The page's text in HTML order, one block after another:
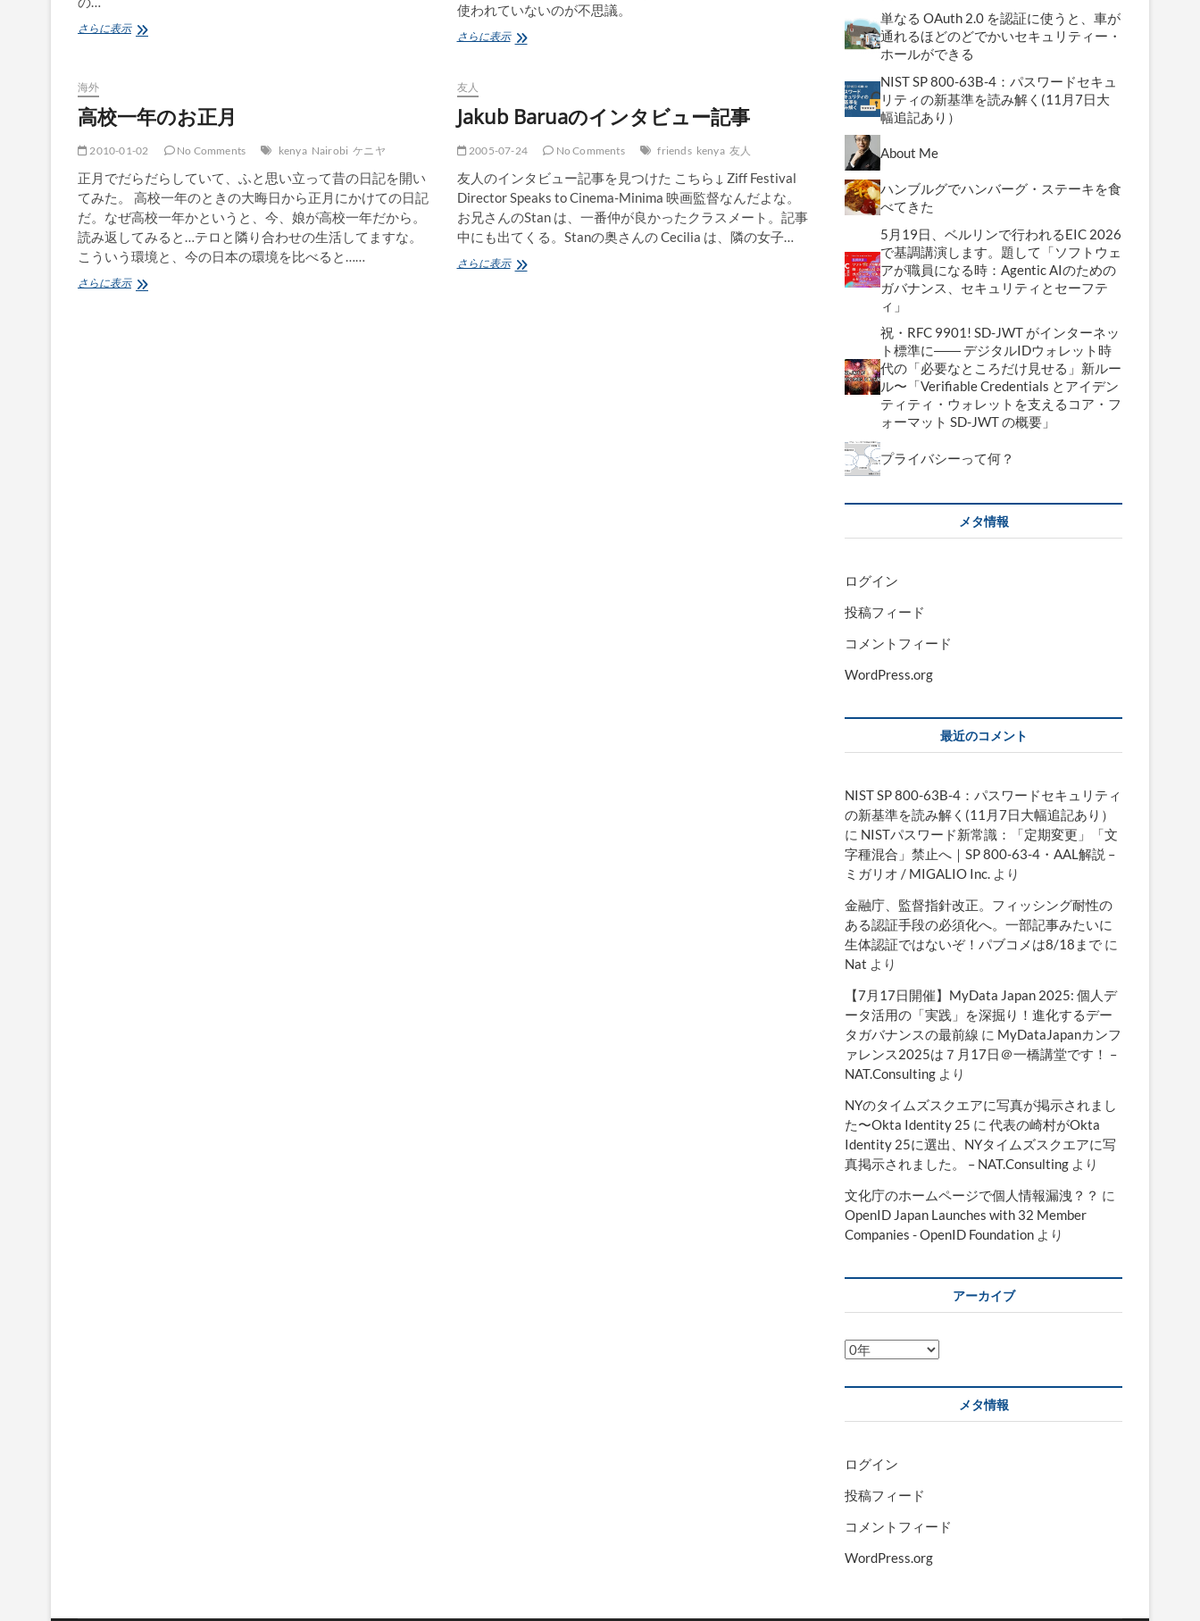
さらに表示古
マ
ー
オ
バ
マ・
ン
デ
サ
ン
オ
使われていないのが不思議。
さらに表示safari.com
海外
高校一年のお正月
2010-01-02 No Comments kenya Nairobi ケニヤ
正月でだらだらしていて、ふと思い立って昔の日記を開い
てみた。 高校一年のときの大晦日から正月にかけての日記
だ。なぜ高校一年かというと、今、娘が高校一年だから。
読み返してみると…テロと隣り合わせの生活してますな。
こういう環境と、今の日本の環境を比べると……
さらに表示高
友人
Jakub Baruaのインタビュー記事
2005-07-24 No Comments friends kenya 友人
友人のインタビュー記事を見つけた こちら↓ Ziff Festival
Director Speaks to Cinema-Minima 映画監督なんだよな。
お兄さんのStan は、一番仲が良かったクラスメート。記事
中にも出てくる。Stanの奥さんの Cecilia は、隣の女子…
さらに表示Jakub
単なる OAuth 2.0 を認証に使うと、車が
通れるほどのどでかいセキュリティー・
ホールができる
NIST SP 800-63B-4：パスワードセキュ
リティの新基準を読み解く(11月7日大
幅追記あり）
About Me
ハンブルグでハンバーグ・ステーキを食
べてきた
5月19日、ベルリンで行われるEIC 2026
で基調講演します。題して「ソフトウェ
アが職員になる時：Agentic AIのための
ガバナンス、セキュリティとセーフテ
ィ」
祝・RFC 9901! SD-JWT がインターネッ
ト標準に―― デジタルIDウォレット時
代の「必要なところだけ見せる」新ルー
ル〜「Verifiable Credentials とアイデン
ティティ・ウォレットを支えるコア・フ
ォーマット SD-JWT の概要」
プライバシーって何？
メタ情報
ログイン
投稿フィード
コメントフィード
WordPress.org
最近のコメント
NIST SP 800-63B-4：パスワードセキュリティ
の新基準を読み解く(11月7日大幅追記あり）
に NISTパスワード新常識：「定期変更」「文
字種混合」禁止へ｜SP 800-63-4・AAL解説 –
ミガリオ / MIGALIO Inc.
より
金融庁、監督指針改正。フィッシング耐性の
ある認証手段の必須化へ。一部記事みたいに
生体認証ではないぞ！パブコメは8/18まで に
Nat より
【7月17日開催】MyData Japan 2025: 個人デ
ータ活用の「実践」を深掘り！進化するデー
タガバナンスの最前線 に MyDataJapanカンフ
ァレンス2025は７月17日＠一橋講堂です！ –
NAT.Consulting より
NYのタイムズスクエアに写真が掲示されまし
た〜Okta Identity 25 に 代表の崎村がOkta
Identity 25に選出、NYタイムズスクエアに写
真掲示されました。 – NAT.Consulting より
文化庁のホームページで個人情報漏洩？？ に
OpenID Japan Launches with 32 Member
Companies - OpenID Foundation より
アーカイブ
ア
カ
ブ
メタ情報
ログイン
投稿フィード
コメントフィード
WordPress.org